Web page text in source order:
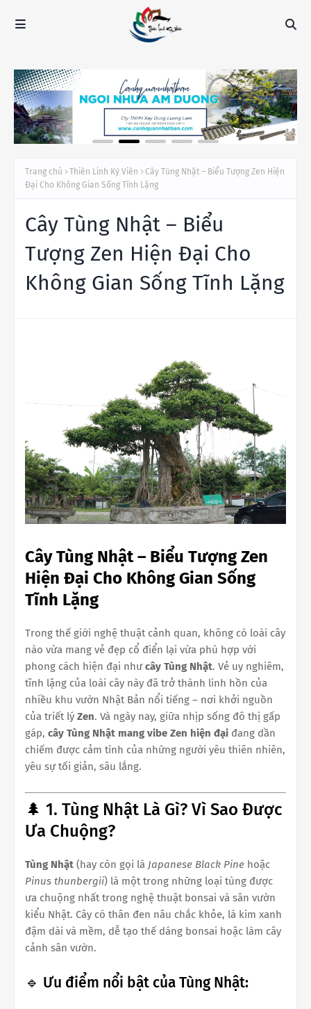
Trang chủ Thiên Linh Kỳ Viên
Cây Tùng Nhật – Biểu Tượng Zen Hiện
Đại Cho Không Gian Sống Tĩnh Lặng
Cây Tùng Nhật – Biểu
Tượng Zen Hiện Đại Cho
Không Gian Sống Tĩnh Lặng
Cây Tùng Nhật – Biểu Tượng Zen
Hiện Đại Cho Không Gian Sống
Tĩnh Lặng
Trong thế giới nghệ thuật cảnh quan, không có loài cây
nào vừa mang vẻ đẹp cổ điển lại vừa phù hợp với
phong cách hiện đại như cây Tùng Nhật. Vẻ uy nghiêm,
tĩnh lặng của loài cây này đã trở thành linh hồn của
nhiều khu vườn Nhật Bản nổi tiếng – nơi khởi nguồn
của triết lý Zen. Và ngày nay, giữa nhịp sống đô thị gấp
gáp, cây Tùng Nhật mang vibe Zen hiện đại đang dần
chiếm được cảm tình của những người yêu thiên nhiên,
yêu sự tối giản, sâu lắng.
🌲 1. Tùng Nhật Là Gì? Vì Sao Được
Ưa Chuộng?
Tùng Nhật (hay còn gọi là Japanese Black Pine hoặc
Pinus thunbergii) là một trong những loại tùng được
ưa chuộng nhất trong nghệ thuật bonsai và sân vườn
kiểu Nhật. Cây có thân đen nâu chắc khỏe, lá kim xanh
đậm dài và mềm, dễ tạo thế dáng bonsai hoặc làm cây
cảnh sân vườn.
🔹 Ưu điểm nổi bật của Tùng Nhật: